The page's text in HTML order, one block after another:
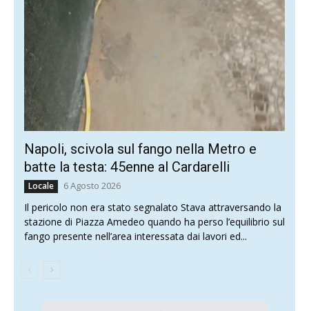
Napoli, scivola sul fango nella Metro e
batte la testa: 45enne al Cardarelli
Locale 6 Agosto 2026
Il pericolo non era stato segnalato Stava attraversando la
stazione di Piazza Amedeo quando ha perso l’equilibrio sul
fango presente nell’area interessata dai lavori ed...